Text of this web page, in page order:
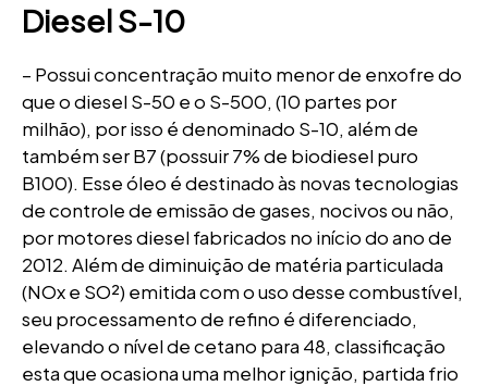
Diesel S-10
– Possui concentração muito menor de enxofre do
que o diesel S-50 e o S-500, (10 partes por
milhão), por isso é denominado S-10, além de
também ser B7 (possuir 7% de biodiesel puro
B100). Esse óleo é destinado às novas tecnologias
de controle de emissão de gases, nocivos ou não,
por motores diesel fabricados no início do ano de
2012. Além de diminuição de matéria particulada
(NOx e SO²) emitida com o uso desse combustível,
seu processamento de refino é diferenciado,
elevando o nível de cetano para 48, classificação
esta que ocasiona uma melhor ignição, partida frio